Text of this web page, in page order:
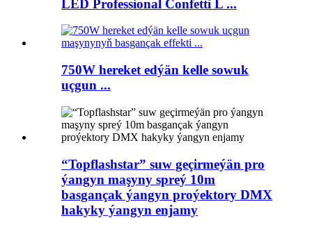
LED Professional Confetti L ...
750W hereket edýän kelle sowuk
uçgun ...
“Topflashstar” suw geçirmeýän pro
ýangyn maşyny spreý 10m
basgançak ýangyn proýektory DMX
hakyky ýangyn enjamy